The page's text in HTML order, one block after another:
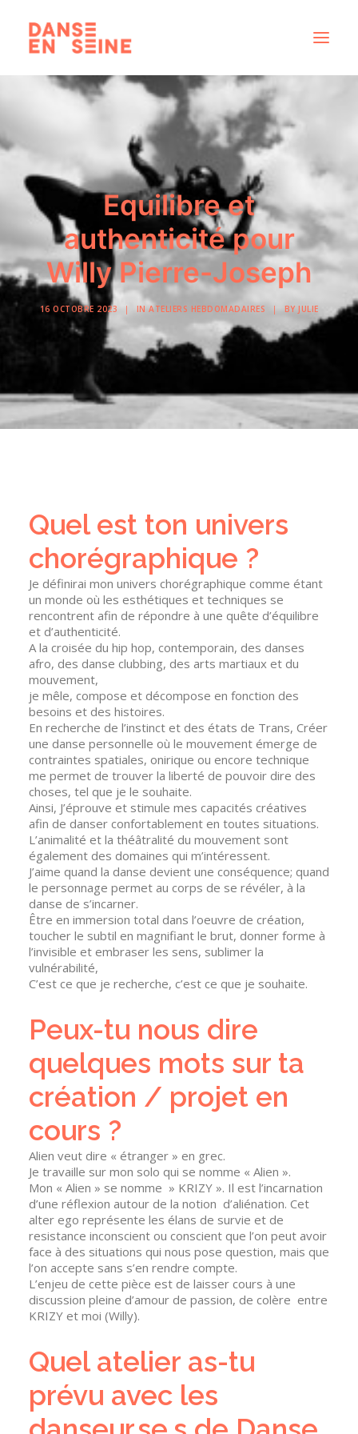
DISPOSITIFS ARTISTIQUES
NOUS REJOINDRE
ACTUS
RECHERCHE
Equilibre et
authenticité pour
Willy Pierre-Joseph
16 OCTOBRE 2023 | IN ATELIERS HEBDOMADAIRES | BY JULIE
Quel est ton univers
chorégraphique ?
Je définirai mon univers chorégraphique comme étant
un monde où les esthétiques et techniques se
rencontrent afin de répondre à une quête d’équilibre
et d’authenticité.
A la croisée du hip hop, contemporain, des danses
afro, des danse clubbing, des arts martiaux et du
mouvement,
je mêle, compose et décompose en fonction des
besoins et des histoires.
En recherche de l’instinct et des états de Trans, Créer
une danse personnelle où le mouvement émerge de
contraintes spatiales, onirique ou encore technique
me permet de trouver la liberté de pouvoir dire des
choses, tel que je le souhaite.
Ainsi, J’éprouve et stimule mes capacités créatives
afin de danser confortablement en toutes situations.
L’animalité et la théâtralité du mouvement sont
également des domaines qui m’intéressent.
J’aime quand la danse devient une conséquence; quand
le personnage permet au corps de se révéler, à la
danse de s’incarner.
Être en immersion total dans l’oeuvre de création,
toucher le subtil en magnifiant le brut, donner forme à
l’invisible et embraser les sens, sublimer la
vulnérabilité,
C’est ce que je recherche, c’est ce que je souhaite.
Peux-tu nous dire
quelques mots sur ta
création / projet en
cours ?
Alien veut dire « étranger » en grec.
Je travaille sur mon solo qui se nomme « Alien ».
Mon « Alien » se nomme » KRIZY ». Il est l’incarnation
d’une réflexion autour de la notion d’aliénation. Cet
alter ego représente les élans de survie et de
resistance inconscient ou conscient que l’on peut avoir
face à des situations qui nous pose question, mais que
l’on accepte sans s’en rendre compte.
L’enjeu de cette pièce est de laisser cours à une
discussion pleine d’amour de passion, de colère entre
KRIZY et moi (Willy).
Quel atelier as-tu
prévu avec les